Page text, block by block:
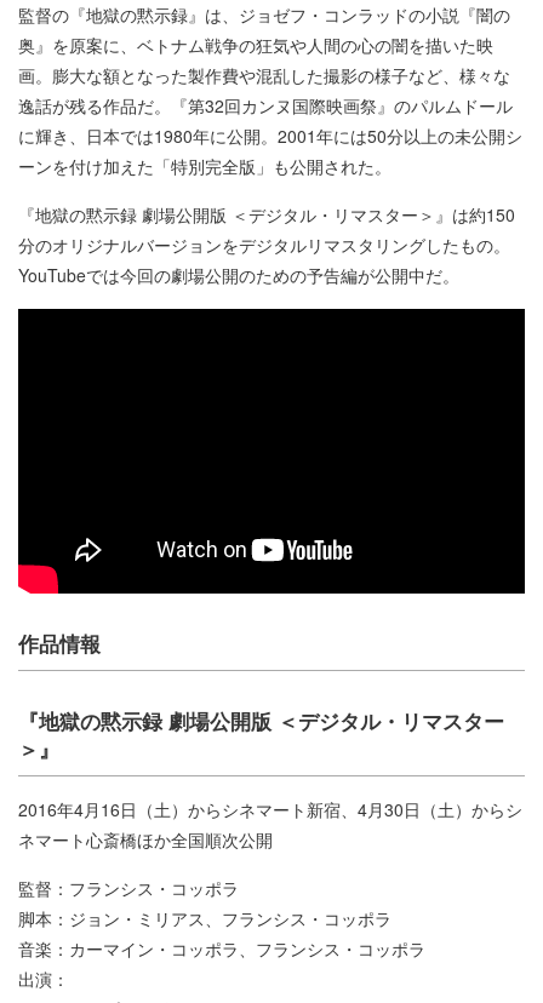
監督の『地獄の黙示録』は、ジョゼフ・コンラッドの小説『闇の
奥』を原案に、ベトナム戦争の狂気や人間の心の闇を描いた映
画。膨大な額となった製作費や混乱した撮影の様子など、様々な
逸話が残る作品だ。『第32回カンヌ国際映画祭』のパルムドール
に輝き、日本では1980年に公開。2001年には50分以上の未公開シ
ーンを付け加えた「特別完全版」も公開された。
『地獄の黙示録 劇場公開版 ＜デジタル・リマスター＞』は約150
分のオリジナルバージョンをデジタルリマスタリングしたもの。
YouTubeでは今回の劇場公開のための予告編が公開中だ。
作品情報
『地獄の黙示録 劇場公開版 ＜デジタル・リマスター
＞』
2016年4月16日（土）からシネマート新宿、4月30日（土）からシ
ネマート心斎橋ほか全国順次公開
監督：フランシス・コッポラ
脚本：ジョン・ミリアス、フランシス・コッポラ
音楽：カーマイン・コッポラ、フランシス・コッポラ
出演：